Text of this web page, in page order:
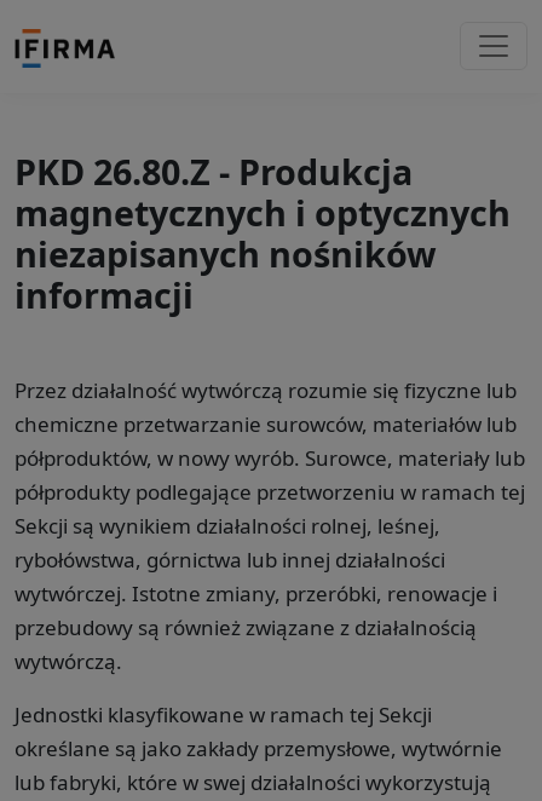
PKD 26.80.Z - Produkcja
magnetycznych i optycznych
niezapisanych nośników
informacji
Przez działalność wytwórczą rozumie się fizyczne lub
chemiczne przetwarzanie surowców, materiałów lub
półproduktów, w nowy wyrób. Surowce, materiały lub
półprodukty podlegające przetworzeniu w ramach tej
Sekcji są wynikiem działalności rolnej, leśnej,
rybołówstwa, górnictwa lub innej działalności
wytwórczej. Istotne zmiany, przeróbki, renowacje i
przebudowy są również związane z działalnością
wytwórczą.
Jednostki klasyfikowane w ramach tej Sekcji
określane są jako zakłady przemysłowe, wytwórnie
lub fabryki, które w swej działalności wykorzystują